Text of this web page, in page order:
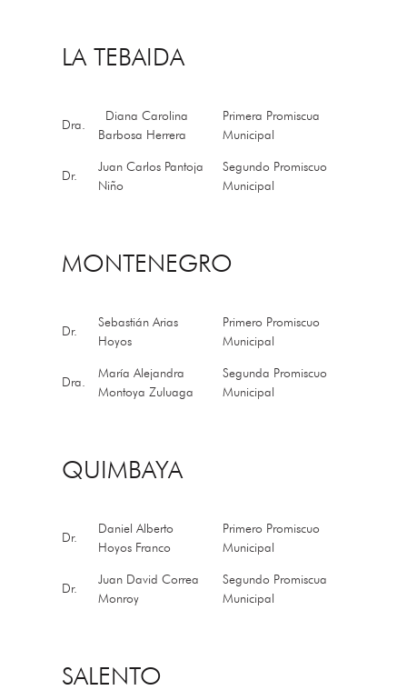
LA TEBAIDA
Dra.
Diana Carolina
Barbosa Herrera
Primera Promiscua
Municipal
Dr.
Juan Carlos Pantoja
Niño
Segundo Promiscuo
Municipal
MONTENEGRO
Dr.
Sebastián Arias
Hoyos
Primero Promiscuo
Municipal
Dra.
María Alejandra
Montoya Zuluaga
Segunda Promiscuo
Municipal
QUIMBAYA
Dr.
Daniel Alberto
Hoyos Franco
Primero Promiscuo
Municipal
Dr.
Juan David Correa
Monroy
Segundo Promiscua
Municipal
SALENTO